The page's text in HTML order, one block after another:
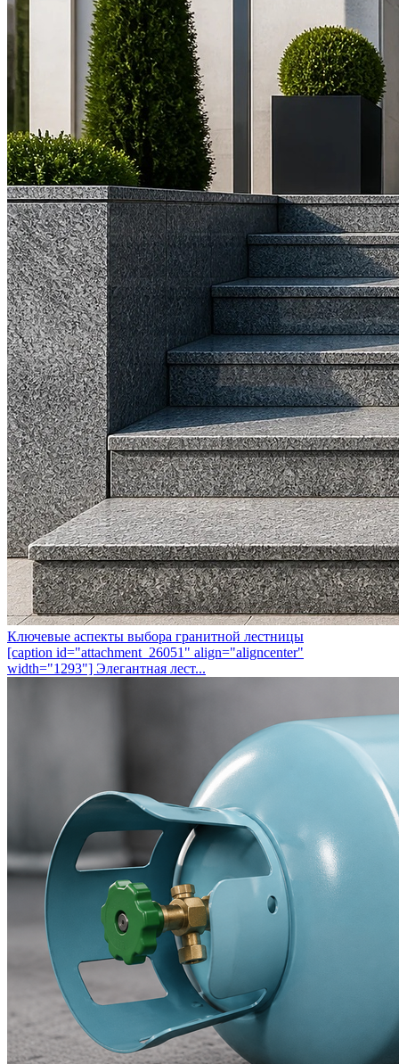
Ключевые аспекты выбора гранитной лестницы
[caption id="attachment_26051" align="aligncenter"
width="1293"] Элегантная лест...